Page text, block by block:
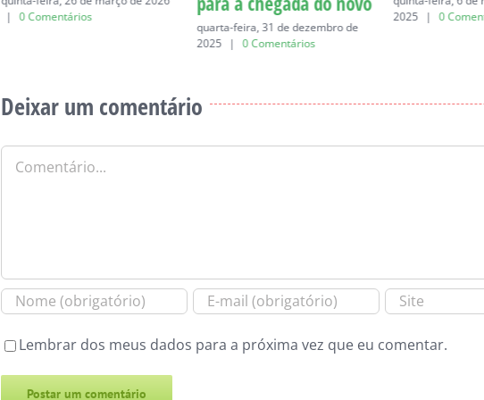
| 0 Comentários
quarta-feira, 31 de dezembro de
2025
| 0 Comentários
2025
| 0
Deixar um comentário
Comentário
Lembrar dos meus dados para a próxima vez que eu comentar.